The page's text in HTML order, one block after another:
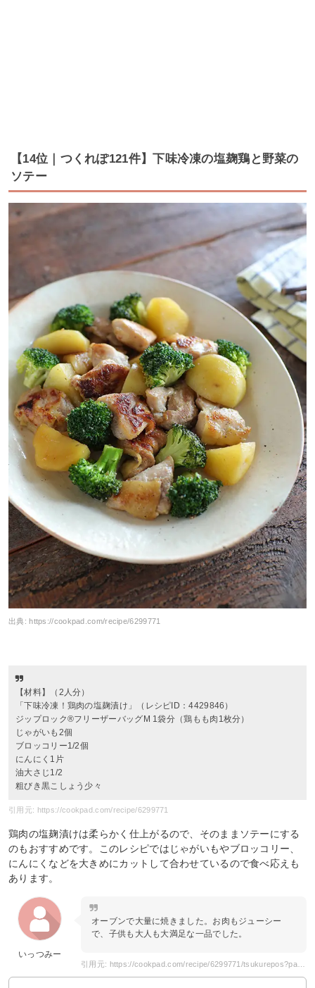
【14位｜つくれぽ121件】下味冷凍の塩麹鶏と野菜の
ソテー
出典:https://cookpad.com/recipe/6299771
【材料】（2人分）
「下味冷凍！鶏肉の塩麹漬け」（レシピID：4429846）
ジップロック®フリーザーバッグM 1袋分（鶏もも肉1枚分）
じゃがいも2個
ブロッコリー1/2個
にんにく1片
油大さじ1/2
粗びき黒こしょう少々
引用元: https://cookpad.com/recipe/6299771
鶏肉の塩麹漬けは柔らかく仕上がるので、そのままソテーにする
のもおすすめです。このレシピではじゃがいもやブロッコリー、
にんにくなどを大きめにカットして合わせているので食べ応えも
あります。
いっつみー
オーブンで大量に焼きました。お肉もジューシー
で、子供も大人も大満足な一品でした。
引用元: https://cookpad.com/recipe/6299771/tsukurepos?page=5